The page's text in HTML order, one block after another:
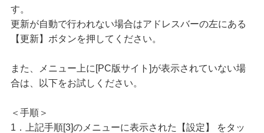
す。
更新が自動で行われない場合はアドレスバーの左にある
【更新】ボタンを押してください。
また、メニュー上に[PC版サイト]が表示されていない場
合は、以下をお試しください。
＜手順＞
1．上記手順[3]のメニューに表示された【設定】 をタッ